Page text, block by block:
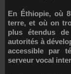
En Éthiopie, où
terre, et où on
plus étendus
autorités à
accessible par
serveur vocal